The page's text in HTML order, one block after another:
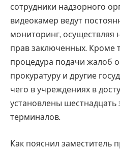
сотрудники надзорного
видеокамер ведут
мониторинг, осуществляя
прав заключенных. Кроме
процедура подачи жалоб
прокуратуру и другие
чего в учреждениях в
установлены шестнадцать
терминалов.
Как пояснил заместитель